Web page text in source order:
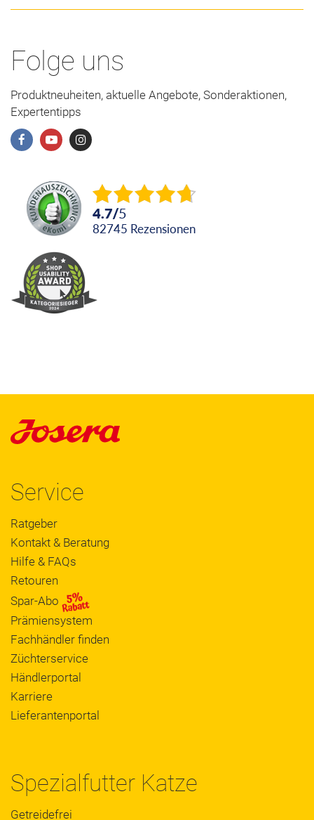
Folge uns
Produktneuheiten, aktuelle Angebote, Sonderaktionen,
Expertentipps
4.7/5
82745 Rezensionen
Service
Ratgeber
Kontakt & Beratung
Hilfe & FAQs
Retouren
Spar-Abo
Prämiensystem
Fachhändler finden
Züchterservice
Händlerportal
Karriere
Lieferantenportal
Spezialfutter Katze
Getreidefrei